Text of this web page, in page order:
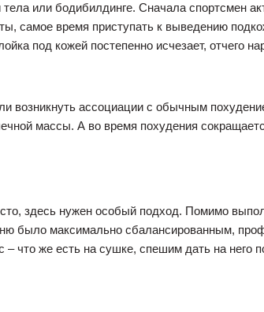
или бодибилдинге. Сначала спортсмен
время приступать к выведению
под кожей постепенно исчезает, отчего
возникнуть ассоциации с обычным
массы. А во время похудения
здесь нужен особый подход. Помимо
было максимально сбалансированным,
– что же есть на сушке, спешим дать на него